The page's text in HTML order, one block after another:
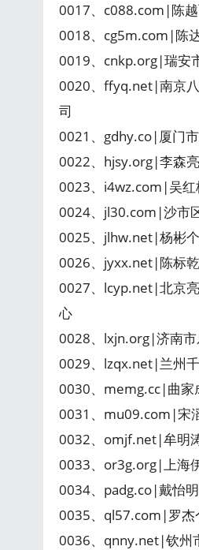
0017、c088.com|陈
0018、cg5m.com|陈
0019、cnkp.org|瑞安
0020、ffyq.net|南京八
司
0021、gdhy.co|厦门
0022、hjsy.org|李森
0023、i4wz.com|吴红
0024、jl30.com|沙市
0025、jlhw.net|杨彬
0026、jyxx.net|陈标
0027、lcyp.net|北京
心
0028、lxjn.org|济南市
0029、lzqx.net|兰州
0030、memg.cc|曲家
0031、mu09.com|宋
0032、omjf.net|牟明
0033、or3g.org|上海
0034、padg.co|戴怡
0035、ql57.com|罗杰
0036、qnny.net|钦州